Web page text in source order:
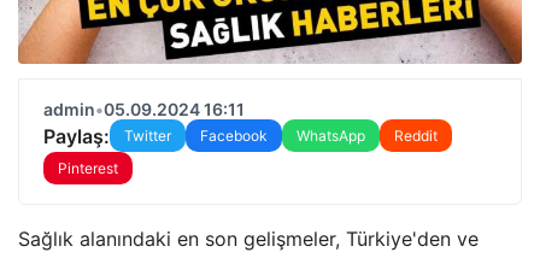
admin•05.09.2024 16:11
Paylaş: Twitter Facebook WhatsApp
Reddit
Pinterest
Sağlık alanındaki en son gelişmeler, Türkiye'den ve